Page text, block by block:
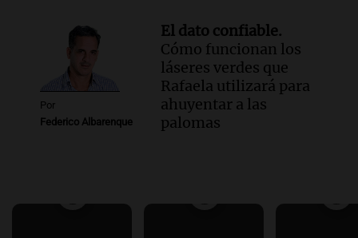
Por
Federico Albarenque
El dato confiable.
Cómo funcionan los
láseres verdes que
Rafaela utilizará para
ahuyentar a las
palomas